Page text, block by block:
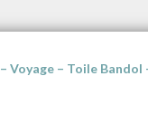
Voyage – Toile